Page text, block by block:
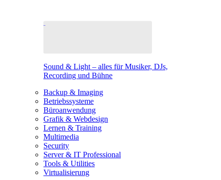
Sound & Light – alles für Musiker, DJs,
Recording und Bühne
Backup & Imaging
Betriebssysteme
Büroanwendung
Grafik & Webdesign
Lernen & Training
Multimedia
Security
Server & IT Professional
Tools & Utilities
Virtualisierung